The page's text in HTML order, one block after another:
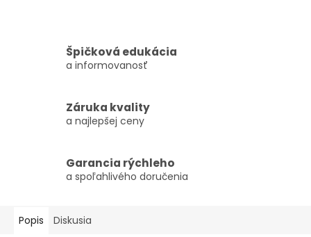
Špičková edukácia
a informovanosť
Záruka kvality
a najlepšej ceny
Garancia rýchleho
a spoľahlivého doručenia
Popis Diskusia